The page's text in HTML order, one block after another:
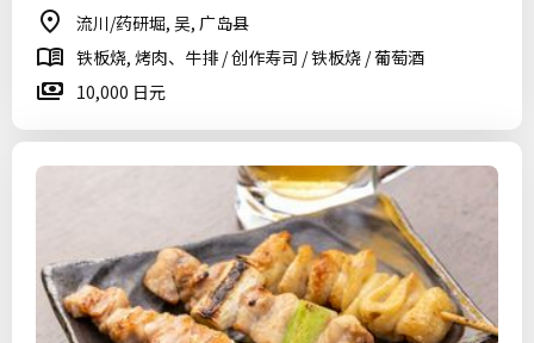
流川/药研堀, 吴, 广岛县
铁板烧, 烤肉、牛排 / 创作寿司 / 铁板烧 / 葡萄酒
10,000 日元